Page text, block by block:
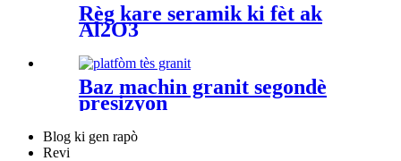
Règ kare seramik ki fèt ak
Al2O3
Baz machin granit segondè
presizyon
Blog ki gen rapò
Revi